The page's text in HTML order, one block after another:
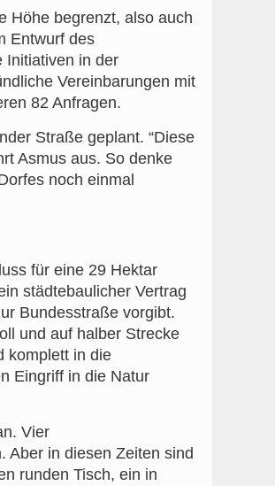
Höhe begrenzt, also auch
Entwurf des
Initiativen in der
Vereinbarungen mit
82 Anfragen.
Straße geplant. “Diese
Asmus aus. So denke
noch einmal
für eine 29 Hektar
städtebaulicher Vertrag
Bundesstraße vorgibt.
und auf halber Strecke
komplett in die
Eingriff in die Natur
Vier
Aber in diesen Zeiten sind
runden Tisch, ein in